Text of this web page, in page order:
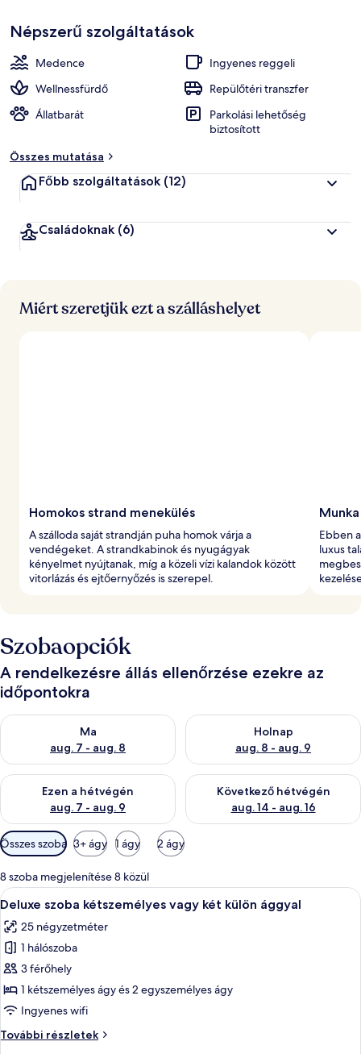
Népszerű szolgáltatások
Medence
Ingyenes reggeli
Wellnessfürdő
Repülőtéri transzfer
Állatbarát
Parkolási lehetőség
biztosított
Összes mutatása
Főbb szolgáltatások (12)
Családoknak (6)
Miért szeretjük ezt a szálláshelyet
Homokos strand menekülés
A szálloda saját strandján puha homok várja a
vendégeket. A strandkabinok és nyugágyak
kényelmet nyújtanak, míg a közeli vízi kalandok között
vitorlázás és ejtőernyőzés is szerepel.
Ebben
luxus
Szobaopciók
A rendelkezésre állás ellenőrzése ezekre az
időpontokra
Ma
aug. 7 - aug. 8
A ma esti rendelkezésre állás ellenőrzése: aug. 7 - aug. 8
Holnap
aug. 8 - aug. 9
A holnapi rendelkezésre állás
Ezen a hétvégén
aug. 7 - aug. 9
A mostani hétvégi rendelkezésre állás ellenőrzése: aug. 7 -
Következő hétvégén
aug. 14 - aug. 16
A következő hétvégi
Szobákhoz
rendelkezésre
álló
szűrők
Összes szoba 3+ ágy 1 ágy 2 ágy
8 szoba megjelenítése 8 közül
A
következő
szoba
összes
képének
megtekintése:
Deluxe
kétszemélyes
Egy hálószoba, amelyben van egy
19
Deluxe szoba kétszemélyes vagy két külön ággyal
25 négyzetméter
1 hálószoba
3 férőhely
1 kétszemélyes ágy és 2 egyszemélyes ágy
Ingyenes wifi
További részletek
Deluxe